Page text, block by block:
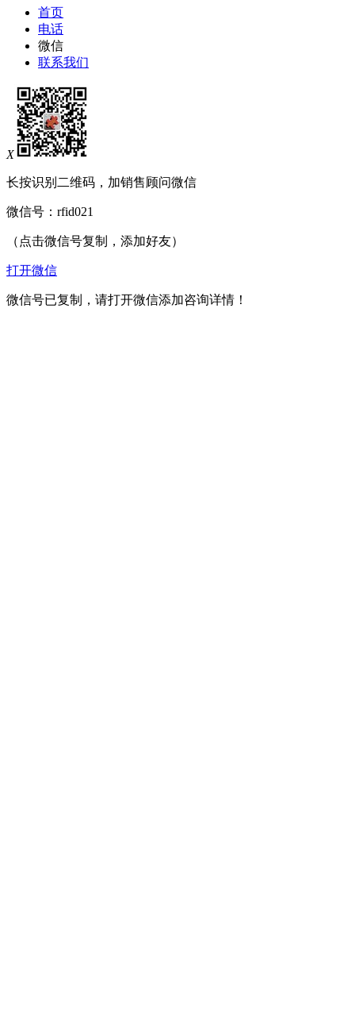
首页
电话
微信
联系我们
X
长按识别二维码，加销售顾问微信
微信号： rfid021
（点击微信号复制，添加好友）
打开微信
微信号已复制，请打开微信添加咨询详情！